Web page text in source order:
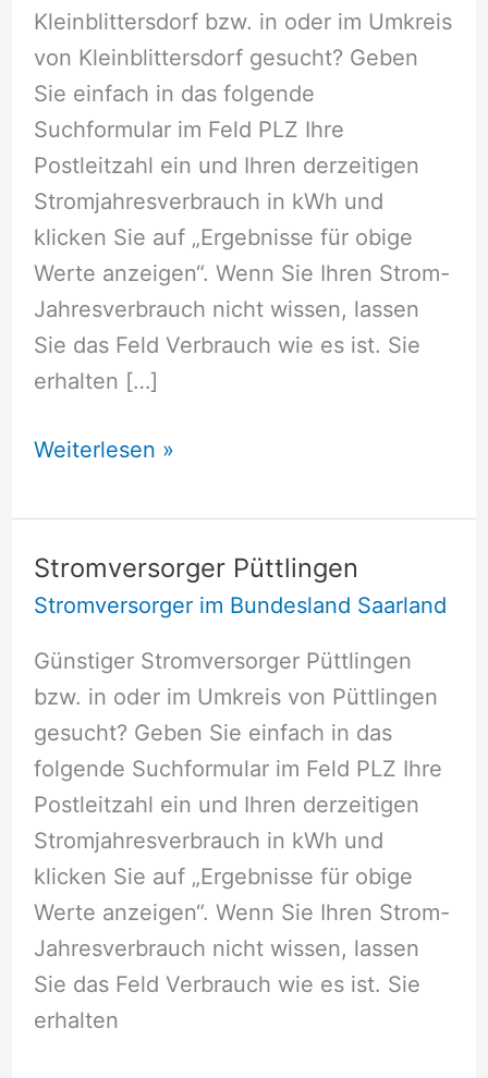
Kleinblittersdorf bzw. in oder im Umkreis
von Kleinblittersdorf gesucht? Geben
Sie einfach in das folgende
Suchformular im Feld PLZ Ihre
Postleitzahl ein und Ihren derzeitigen
Stromjahresverbrauch in kWh und
klicken Sie auf „Ergebnisse für obige
Werte anzeigen“. Wenn Sie Ihren Strom-
Jahresverbrauch nicht wissen, lassen
Sie das Feld Verbrauch wie es ist. Sie
erhalten […]
Stromversorger
Weiterlesen »
Stromversorger Püttlingen
Stromversorger im Bundesland Saarland
Günstiger Stromversorger Püttlingen
bzw. in oder im Umkreis von Püttlingen
gesucht? Geben Sie einfach in das
folgende Suchformular im Feld PLZ Ihre
Postleitzahl ein und Ihren derzeitigen
Stromjahresverbrauch in kWh und
klicken Sie auf „Ergebnisse für obige
Werte anzeigen“. Wenn Sie Ihren Strom-
Jahresverbrauch nicht wissen, lassen
Sie das Feld Verbrauch wie es ist. Sie
erhalten